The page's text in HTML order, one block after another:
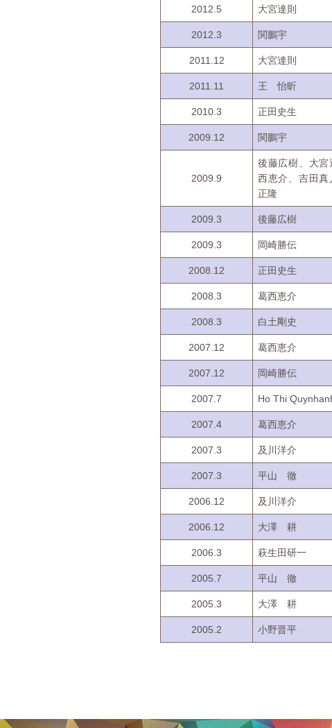
2012.5 大宮達則
2012.3 関鵬宇
2011.12 大宮達則
2011.11 王 怡昕
2010.3 正田史生
2009.12 関鵬宇
2009.9
後藤広樹、大宮
西恵介、吉田真
正隆
2009.3 後藤広樹
2009.3 岡崎勝伝
2008.12 正田史生
2008.3 葛西恵介
2008.3 白土剛史
2007.12 葛西恵介
2007.12 岡崎勝伝
2007.7 Ho Thi
2007.4 葛西恵介
2007.3 及川洋介
2007.3 平山 徹
2006.12 及川洋介
2006.12 大澤 耕
2006.3 萩生田研一
2005.7 平山 徹
2005.3 大澤 耕
2005.2 小野晋平